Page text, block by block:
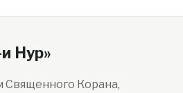
Нур»
Священного Корана,